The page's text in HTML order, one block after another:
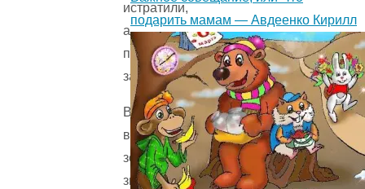
истратили,
а
потом
забыли!
Все
в
зоопарке
знали
подарить мамам — Авдеенко Кирилл